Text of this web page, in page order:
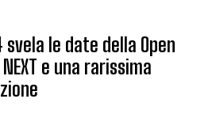
le date della Open
e una rarissima